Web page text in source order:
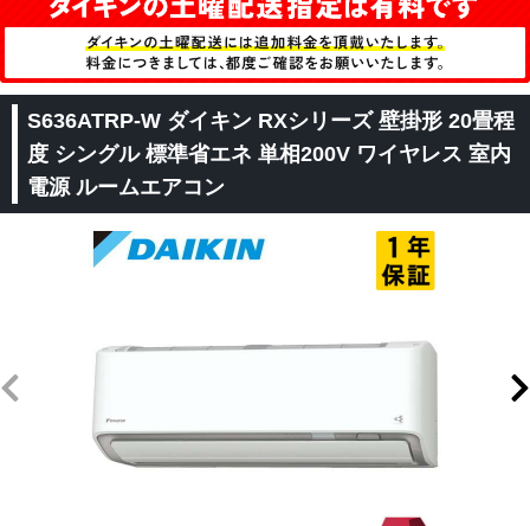
S636ATRP-W ダイキン RXシリーズ 壁掛形 20畳程
度 シングル 標準省エネ 単相200V ワイヤレス 室内
電源 ルームエアコン